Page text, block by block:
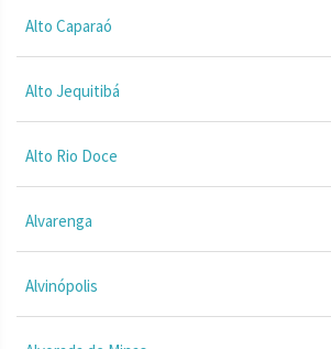
Alto Caparaó
Alto Jequitibá
Alto Rio Doce
Alvarenga
Alvinópolis